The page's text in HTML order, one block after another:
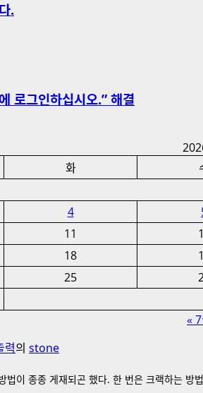
.
로그인하십시오.” 해결
화
4
11
18
25
«
력의 stone
이 종종 게재되곤 했다. 한 번은 크랙하는